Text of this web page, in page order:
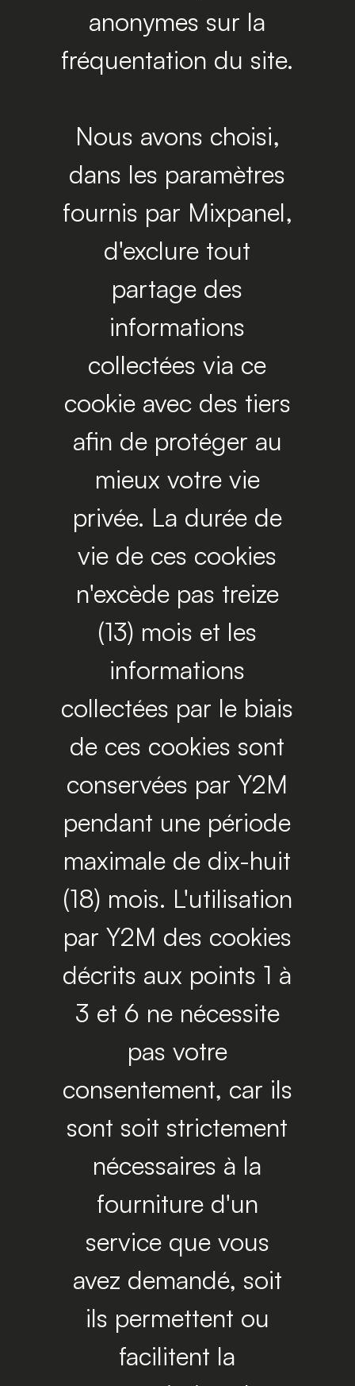
anonymes sur la
fréquentation du site.
Nous avons choisi,
dans les paramètres
fournis par Mixpanel,
d'exclure tout
partage des
informations
collectées via ce
cookie avec des tiers
afin de protéger au
mieux votre vie
privée. La durée de
vie de ces cookies
n'excède pas treize
(13) mois et les
informations
collectées par le biais
de ces cookies sont
conservées par Y2M
pendant une période
maximale de dix-huit
(18) mois. L'utilisation
par Y2M des cookies
décrits aux points 1 à
3 et 6 ne nécessite
pas votre
consentement, car ils
sont soit strictement
nécessaires à la
fourniture d'un
service que vous
avez demandé, soit
ils permettent ou
facilitent la